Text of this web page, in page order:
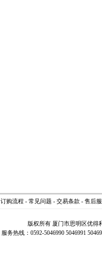
订购流程 - 常见问题 - 交易条款 - 售后
版权所有 厦门市思明区优
服务热线：0592-5046990 5046991